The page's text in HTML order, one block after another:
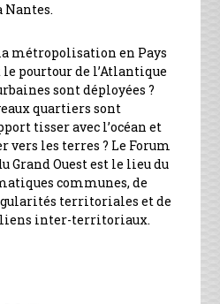
Nantes.
métropolisation en Pays
pourtour de l’Atlantique
sont déployées ?
quartiers sont
tisser avec l’océan et
vers les terres ? Le Forum
Grand Ouest est le lieu du
communes, de
territoriales et de
liens inter-territoriaux.